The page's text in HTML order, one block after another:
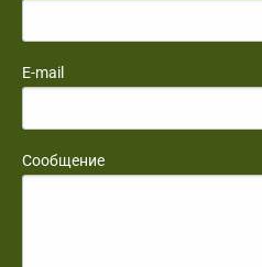
E-mail
Сообщение